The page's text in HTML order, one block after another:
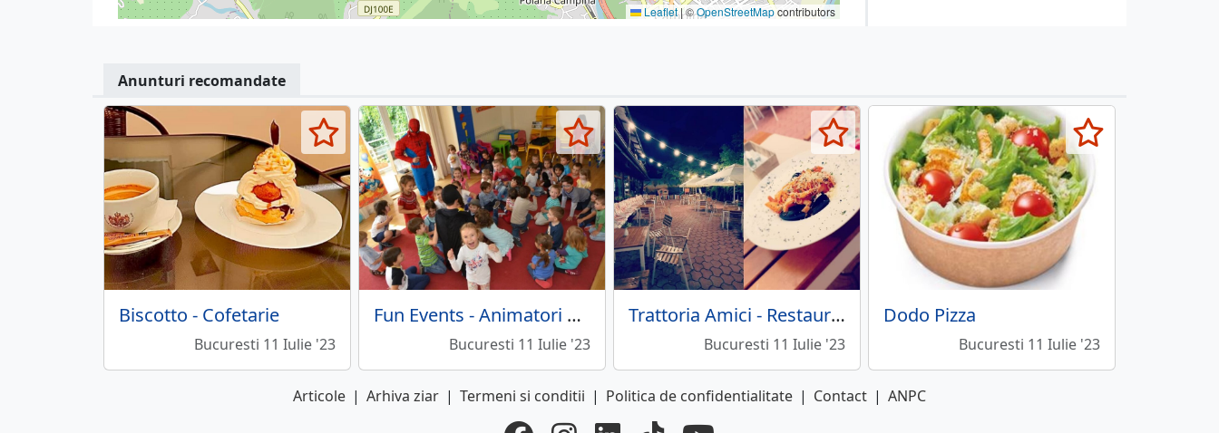
Leaflet|©OpenStreetMapcontributors
Anunturi recomandate
Biscotto - Cofetarie
Bucuresti 11 Iulie '23
Fun Events - Animatori petreceri copii
Bucuresti 11 Iulie '23
Trattoria Amici - Restaurant cu specific italian
Bucuresti 11 Iulie '23
Dodo Pizza
Bucuresti 11 Iulie '23
Articole | Arhiva ziar | Termeni si conditii | Politica de confidentialitate | Contact | ANPC